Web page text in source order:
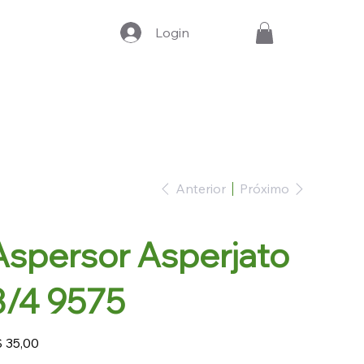
Login
Anterior Próximo
Asperjato
4 9575
35,00